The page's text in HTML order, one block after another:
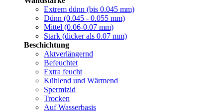
Extrem dünn (bis 0.045 mm)
Dünn (0.045 - 0.055 mm)
Mittel (0.06-0.07 mm)
Stark (dicker als 0.07 mm)
Beschichtung
Aktverlängernd
Befeuchtet
Extra feucht
Kühlend und Wärmend
Spermizid
Trocken
Auf Wasserbasis